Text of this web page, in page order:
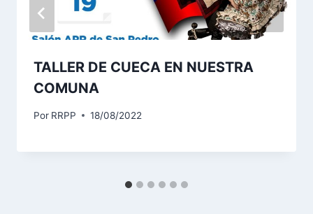
TALLER DE CUECA EN NUESTRA
COMUNA
Por RRPP 18/08/2022